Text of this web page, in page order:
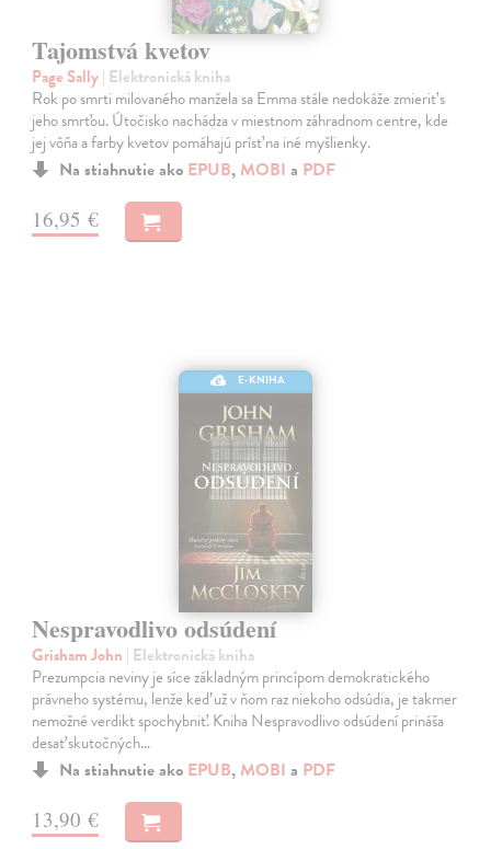
Tajomstvá kvetov
Page Sally| Elektronická kniha
Rok po smrti milovaného manžela sa Emma stále nedokáže zmieriť s
jeho smrťou. Útočisko nachádza v miestnom záhradnom centre, kde
jej vôňa a farby kvetov pomáhajú prísť na iné myšlienky.
Na stiahnutie ako EPUB, MOBI a PDF
16,95 €
E-KNIHA
Nespravodlivo odsúdení
Grisham John | Elektronická kniha
Prezumpcia neviny je síce základným princípom demokratického
právneho systému, lenže keď už v ňom raz niekoho odsúdia, je takmer
nemožné verdikt spochybniť. Kniha Nespravodlivo odsúdení prináša
desať skutočných…
Na stiahnutie ako EPUB, MOBI a PDF
13,90 €